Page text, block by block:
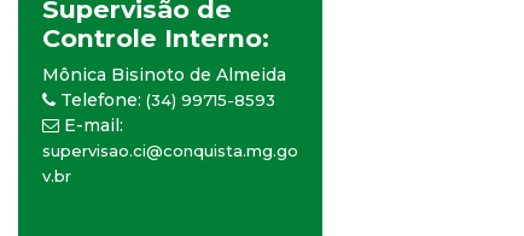
Supervisão de
Controle Interno:
Mônica Bisinoto de Almeida
Telefone: (34) 99715-8593
E-mail:
supervisao.ci@conquista.mg.go
v.br